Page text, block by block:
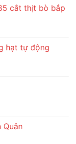
cắt thịt bò bắp
hạt tự động
Quân